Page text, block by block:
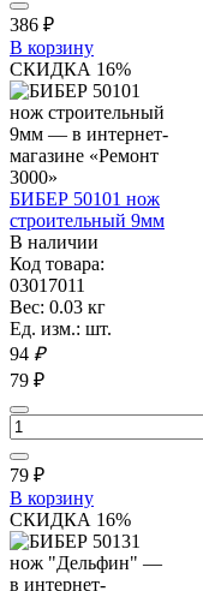
386 ₽
В корзину
СКИДКА 16%
БИБЕР 50101 нож
строительный 9мм
В наличии
Код товара:
03017011
Вес: 0.03 кг
Ед. изм.: шт.
94 ₽
79 ₽
79 ₽
В корзину
СКИДКА 16%